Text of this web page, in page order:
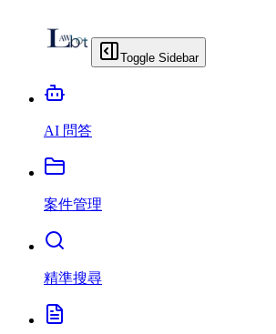
Toggle Sidebar
AI 問答
案件管理
精準搜尋